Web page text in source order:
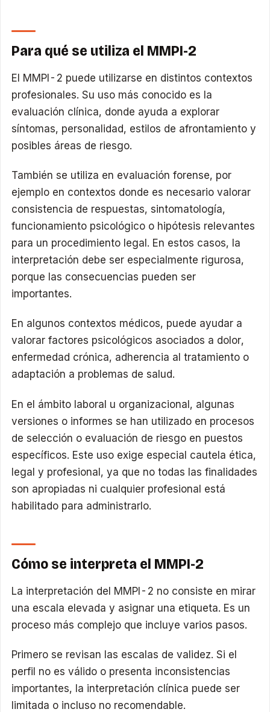
Para qué se utiliza el MMPI-2
El MMPI-2 puede utilizarse en distintos contextos
profesionales. Su uso más conocido es la
evaluación clínica, donde ayuda a explorar
síntomas, personalidad, estilos de afrontamiento y
posibles áreas de riesgo.
También se utiliza en evaluación forense, por
ejemplo en contextos donde es necesario valorar
consistencia de respuestas, sintomatología,
funcionamiento psicológico o hipótesis relevantes
para un procedimiento legal. En estos casos, la
interpretación debe ser especialmente rigurosa,
porque las consecuencias pueden ser
importantes.
En algunos contextos médicos, puede ayudar a
valorar factores psicológicos asociados a dolor,
enfermedad crónica, adherencia al tratamiento o
adaptación a problemas de salud.
En el ámbito laboral u organizacional, algunas
versiones o informes se han utilizado en procesos
de selección o evaluación de riesgo en puestos
específicos. Este uso exige especial cautela ética,
legal y profesional, ya que no todas las finalidades
son apropiadas ni cualquier profesional está
habilitado para administrarlo.
Cómo se interpreta el MMPI-2
La interpretación del MMPI-2 no consiste en mirar
una escala elevada y asignar una etiqueta. Es un
proceso más complejo que incluye varios pasos.
Primero se revisan las escalas de validez. Si el
perfil no es válido o presenta inconsistencias
importantes, la interpretación clínica puede ser
limitada o incluso no recomendable.